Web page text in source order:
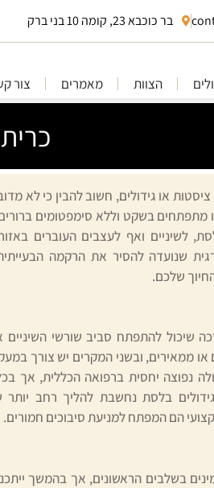
בר כוכבא 23, קומה 10 בני ברק
הצוות מאמרים צור
או גידולים, חשוב להבין כי לא
מתפתחים בשקט וללא סימפטומים
לשיניים ואף לעצבים העוברים
שנועדה להסיר את הרקמה
שלכם.
שיכול להתפתח סביב שורשי השיניים
או ממאירים, ובשני המקרים יש צורך
נפוצה יחסית ברפואה הכללית, אך
בלסת נחשבת להליך רחב
הם המפתח למניעת סיבוכים חמורים.
בשלבים הראשונים, אך בהמשך